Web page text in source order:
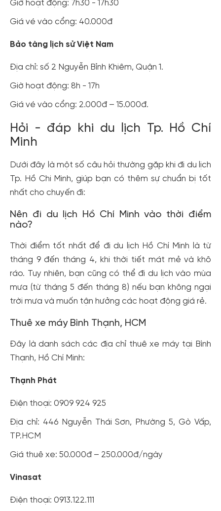
Giờ hoạt động: 7h30 - 17h30
Giá vé vào cổng: 40.000đ
Bảo tàng lịch sử Việt Nam
Địa chỉ: số 2 Nguyễn Bỉnh Khiêm, Quận 1.
Giờ hoạt động: 8h - 17h
Giá vé vào cổng: 2.000đ – 15.000đ.
Hỏi - đáp khi du lịch Tp. Hồ Chí
Minh
Dưới đây là một số câu hỏi thường gặp khi đi du lịch
Tp. Hồ Chi Minh, giúp bạn có thêm sự chuẩn bị tốt
nhất cho chuyến đi:
Nên đi du lịch Hồ Chí Minh vào thời điểm
nào?
Thời điểm tốt nhất để đi du lịch Hồ Chí Minh là từ
tháng 9 đến tháng 4, khi thời tiết mát mẻ và khô
ráo. Tuy nhiên, bạn cũng có thể đi du lịch vào mùa
mưa (từ tháng 5 đến tháng 8) nếu bạn không ngại
trời mưa và muốn tận hưởng các hoạt động giá rẻ.
Thuê xe máy Bình Thạnh, HCM
Đây là danh sách các địa chỉ thuê xe máy tại Bình
Thạnh, Hồ Chí Minh:
Thạnh Phát
Điện thoại: 0909 924 925
Địa chỉ: 446 Nguyễn Thái Sơn, Phường 5, Gò Vấp,
TP.HCM
Giá thuê xe: 50.000đ – 250.000đ/ngày
Vinasat
Điện thoại: 0913.122.111